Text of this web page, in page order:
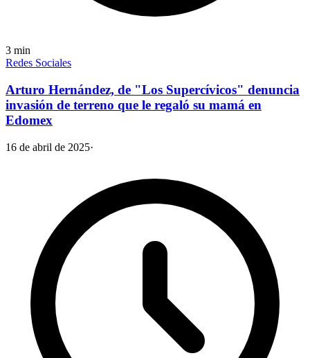
3 min
Redes Sociales
Arturo Hernández, de "Los Supercívicos" denuncia
invasión de terreno que le regaló su mamá en
Edomex
16 de abril de 2025·